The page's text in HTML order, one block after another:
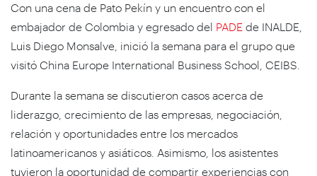
Con una cena de Pato Pekín y un encuentro con el
embajador de Colombia y egresado del PADE de INALDE,
Luis Diego Monsalve, inició la semana para el grupo que
visitó China Europe International Business School, CEIBS.
Durante la semana se discutieron casos acerca de
liderazgo, crecimiento de las empresas, negociación,
relación y oportunidades entre los mercados
latinoamericanos y asiáticos. Asimismo, los asistentes
tuvieron la oportunidad de compartir experiencias con